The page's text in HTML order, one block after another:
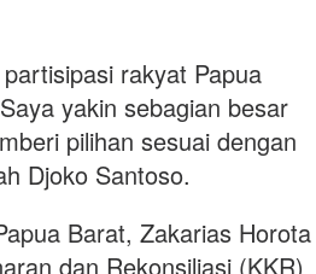
rakyat Papua
yakin sebagian besar
pilihan sesuai dengan
Djoko Santoso.
Barat, Zakarias Horota
dan Rekonsiliasi (KKR)